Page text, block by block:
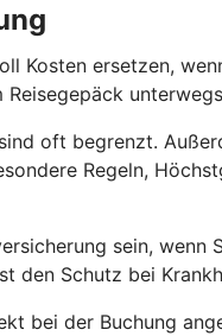
Kosten ersetzen,
oft begrenzt.
Regeln,
sein,
den Schutz bei
bei der Buchung